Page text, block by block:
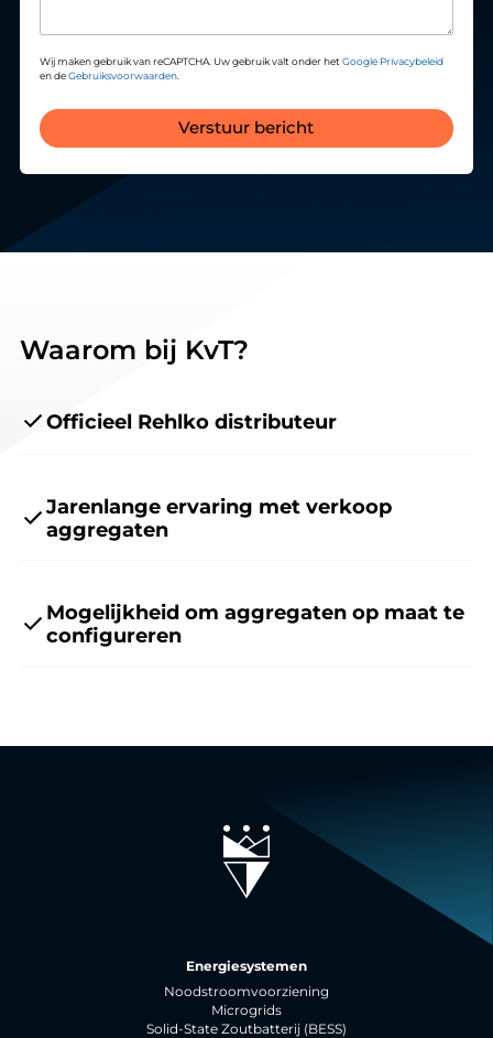
Wij maken gebruik van reCAPTCHA. Uw gebruik valt onder het Google Privacybeleid
en deGebruiksvoorwaarden.
Verstuur bericht
Waarom bij KvT?
Officieel Rehlko distributeur
Jarenlange ervaring met verkoop
aggregaten
Mogelijkheid om aggregaten op maat te
configureren
Energiesystemen
Noodstroomvoorziening
Microgrids
Solid-State Zoutbatterij (BESS)